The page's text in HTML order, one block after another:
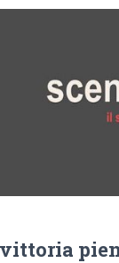
vittoria